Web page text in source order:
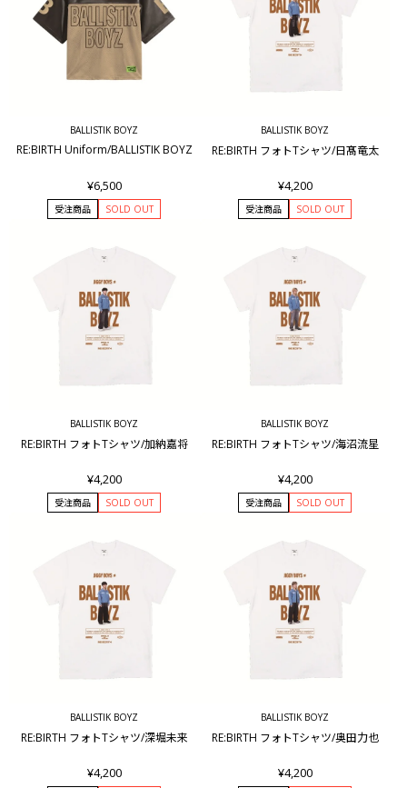
BALLISTIK BOYZ
RE:BIRTH Uniform/BALLISTIK BOYZ
¥6,500
受注商品 SOLD OUT
BALLISTIK BOYZ
RE:BIRTH フォトTシャツ/日髙竜太
¥4,200
受注商品 SOLD OUT
BALLISTIK BOYZ
RE:BIRTH フォトTシャツ/加納嘉将
¥4,200
受注商品 SOLD OUT
BALLISTIK BOYZ
RE:BIRTH フォトTシャツ/海沼流星
¥4,200
受注商品 SOLD OUT
BALLISTIK BOYZ
RE:BIRTH フォトTシャツ/深堀未来
¥4,200
BALLISTIK BOYZ
RE:BIRTH フォトTシャツ/奥田力也
¥4,200